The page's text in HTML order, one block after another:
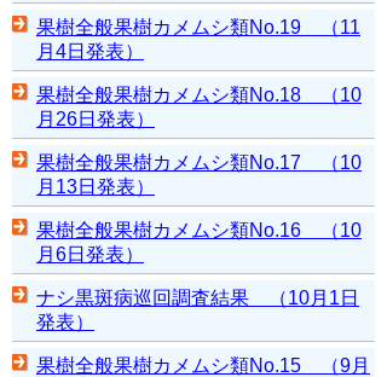
果樹全般果樹カメムシ類No.19 （11
月4日発表）
果樹全般果樹カメムシ類No.18 （10
月26日発表）
果樹全般果樹カメムシ類No.17 （10
月13日発表）
果樹全般果樹カメムシ類No.16 （10
月6日発表）
ナシ黒斑病巡回調査結果 （10月1日
発表）
果樹全般果樹カメムシ類No.15 （9月